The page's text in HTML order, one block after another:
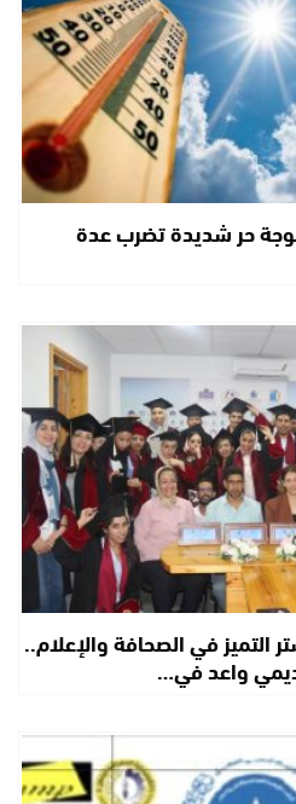
حر شديدة تضرب عدة
التميز في الصحافة والإعلام..
واعد في…